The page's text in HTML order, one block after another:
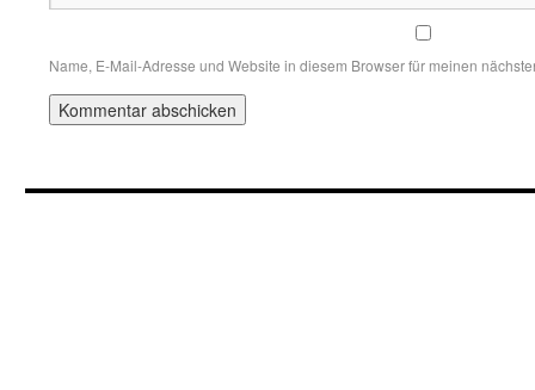
Name, E-Mail-Adresse und Website in diesem Browser für meinen